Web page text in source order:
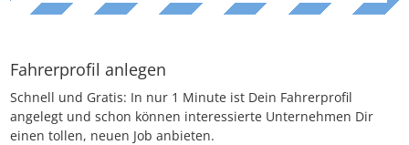
Fahrerprofil anlegen
Schnell und Gratis: In nur 1 Minute ist Dein Fahrerprofil
angelegt und schon können interessierte Unternehmen Dir
einen tollen, neuen Job anbieten.